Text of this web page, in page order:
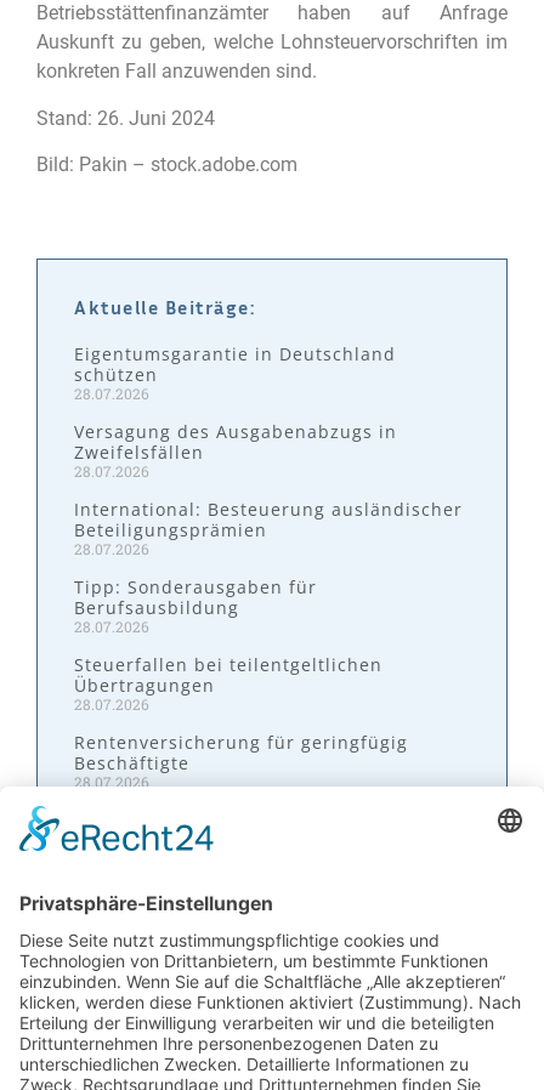
Betriebsstättenfinanzämter haben auf Anfrage
Auskunft zu geben, welche Lohnsteuervorschriften im
konkreten Fall anzuwenden sind.
Stand: 26. Juni 2024
Bild: Pakin – stock.adobe.com
Aktuelle Beiträge:
Eigentumsgarantie in Deutschland
schützen
28.07.2026
Versagung des Ausgabenabzugs in
Zweifelsfällen
28.07.2026
International: Besteuerung ausländischer
Beteiligungsprämien
28.07.2026
Tipp: Sonderausgaben für
Berufsausbildung
28.07.2026
Steuerfallen bei teilentgeltlichen
Übertragungen
28.07.2026
Rentenversicherung für geringfügig
Beschäftigte
28.07.2026
Kontakt